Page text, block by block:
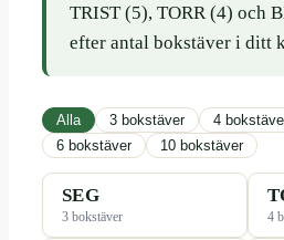
TRIST (5), TORR (4) och
efter antal bokstäver i ditt
Alla 3 bokstäver 4
6 bokstäver
10 bokstäver
SEG
3 bokstäver 4